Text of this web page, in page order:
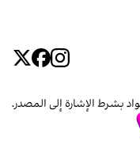
بشرط الإشارة إلى المصدر.